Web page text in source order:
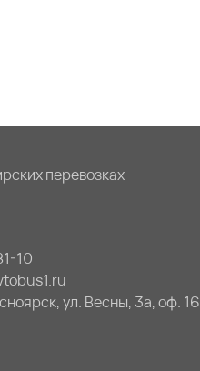
перевозках
10
ул. Весны, 3а, оф. 16